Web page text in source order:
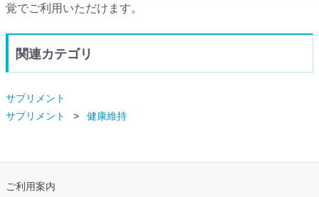
覚でご利用いただけます。
関連カテゴリ
サプリメント
サプリメント
健康維持
ご利用案内